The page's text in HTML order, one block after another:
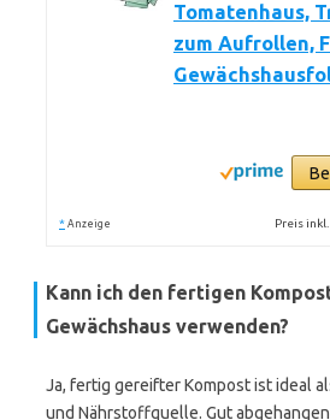
Tomatenhaus,
zum Aufrollen,
* Anzeige Preis
Kann ich den fertigen
Gewächshaus verwenden?
Ja, fertig gereifter Kompost ist ideal
und Nährstoffquelle. Gut